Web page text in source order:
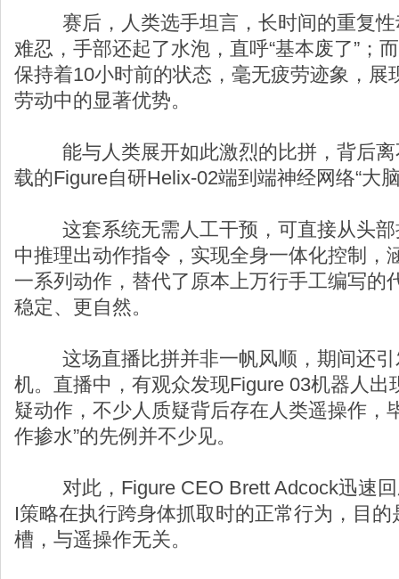
赛后，人类选手坦言，长时间的重复性
难忍，手部还起了水泡，直呼“基本废了”；
保持着10小时前的状态，毫无疲劳迹象，展
劳动中的显著优势。
能与人类展开如此激烈的比拼，背后离
载的Figure自研Helix-02端到端神经网络“大
这套系统无需人工干预，可直接从头部
中推理出动作指令，实现全身一体化控制，
一系列动作，替代了原本上万行手工编写的
稳定、更自然。
这场直播比拼并非一帆风顺，期间还引
机。直播中，有观众发现Figure 03机器人出
疑动作，不少人质疑背后存在人类遥操作，
作掺水”的先例并不少见。
对此，Figure CEO Brett Adcock迅速回
I策略在执行跨身体抓取时的正常行为，目
槽，与遥操作无关。